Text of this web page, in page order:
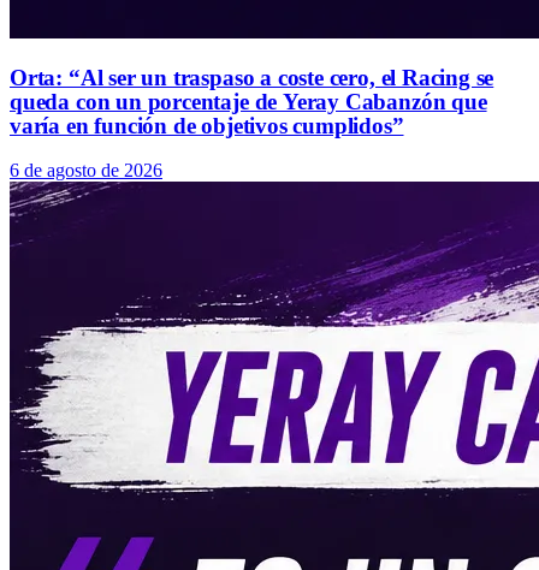
Orta: “Al ser un traspaso a coste cero, el Racing se
queda con un porcentaje de Yeray Cabanzón que
varía en función de objetivos cumplidos”
6 de agosto de 2026